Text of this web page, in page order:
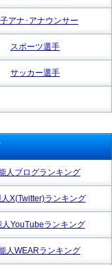
アナ･アナウンサー
スポーツ選手
サッカー選手
人ブログランキング
X(Twitter)ランキング
人YouTubeランキング
人WEARランキング